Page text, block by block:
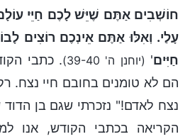
חוֹשְׁבִים אַתֶּם שֶׁיֵּשׁ לָכֶם חַיֵּי
עָלַי. וְאִלּוּ אַתֶּם אֵינְכֶם רוֹצִים
חַיִּים' (יוחנן ה' 39-40)
. כתבי
הם לא טומנים בחובם חיי נצח.
נצח לאדם!" נזכרתי שגם בן
הקריאה בכתבי הקודש, אנו